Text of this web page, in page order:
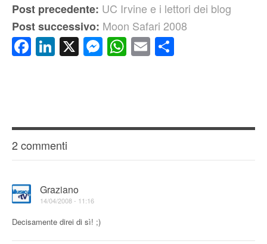
Post precedente: UC Irvine e i lettori dei blog
Post successivo: Moon Safari 2008
Facebook
LinkedIn
X Messenger
WhatsApp
Email
2 commenti
Graziano
14/04/2008 - 11:16
Decisamente direi di sì! ;)